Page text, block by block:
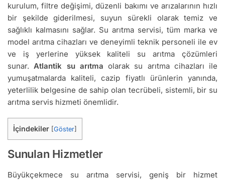
kurulum, filtre değişimi, düzenli bakımı ve arızalarının hızlı
bir şekilde giderilmesi, suyun sürekli olarak temiz ve
sağlıklı kalmasını sağlar. Su arıtma servisi, tüm marka ve
model arıtma cihazları ve deneyimli teknik personeli ile ev
ve iş yerlerine yüksek kaliteli su arıtma çözümleri
sunar.Atlantik su arıtma olarak su arıtma cihazları ile
yumuşatmalarda kaliteli, cazip fiyatlı ürünlerin yanında,
yeterlilik belgesine de sahip olan tecrübeli, sistemli, bir su
arıtma servis hizmeti önemlidir.
İçindekiler [Göster]
Sunulan Hizmetler
Büyükçekmece su arıtma servisi, geniş bir hizmet